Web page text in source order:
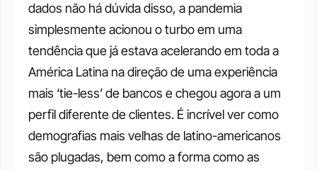
dados não há dúvida disso, a pandemia
simplesmente acionou o turbo em uma
tendência que já estava acelerando em toda a
América Latina na direção de uma experiência
mais ‘tie-less’ de bancos e chegou agora a um
perfil diferente de clientes. É incrível ver como
demografias mais velhas de latino-americanos
são plugadas, bem como a forma como as